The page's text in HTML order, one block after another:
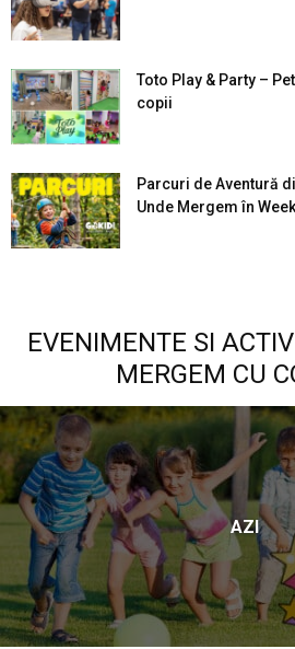
Toto Play & Party –
copii
Parcuri de Aventură
Unde Mergem în
EVENIMENTE SI
MERGEM CU
AZI